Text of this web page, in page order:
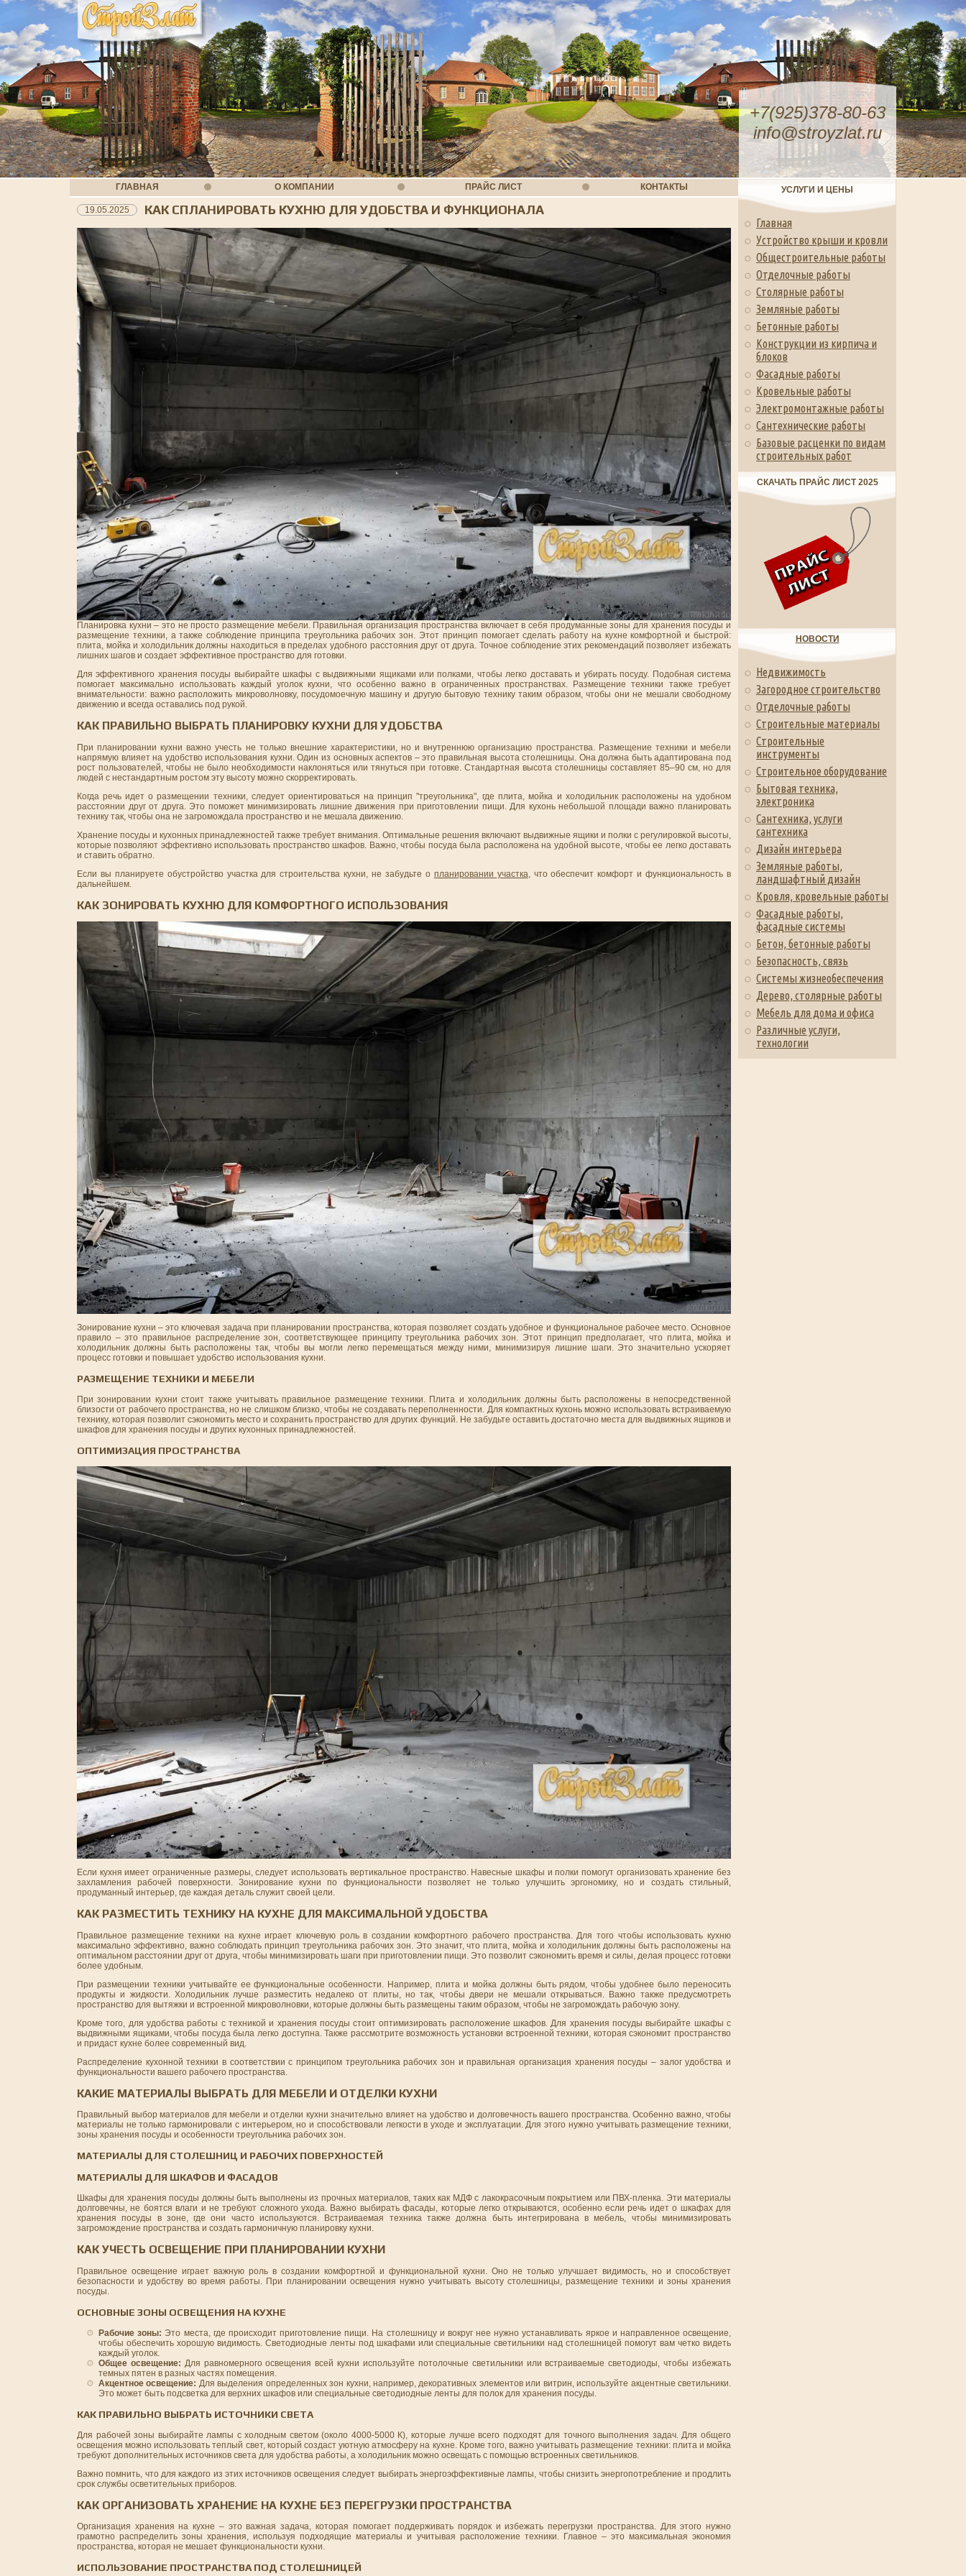
+7(925)378-80-63
info@stroyzlat.ru
ГЛАВНАЯ О КОМПАНИИ ПРАЙС ЛИСТ КОНТАКТЫ
19.05.2025 КАК СПЛАНИРОВАТЬ КУХНЮ ДЛЯ УДОБСТВА И ФУНКЦИОНАЛА
Планировка кухни – это не просто размещение мебели. Правильная организация пространства включает в себя продуманные зоны для хранения посуды и
размещение техники, а также соблюдение принципа треугольника рабочих зон. Этот принцип помогает сделать работу на кухне комфортной и быстрой:
плита, мойка и холодильник должны находиться в пределах удобного расстояния друг от друга. Точное соблюдение этих рекомендаций позволяет избежать
лишних шагов и создает эффективное пространство для готовки.
Для эффективного хранения посуды выбирайте шкафы с выдвижными ящиками или полками, чтобы легко доставать и убирать посуду. Подобная система
помогает максимально использовать каждый уголок кухни, что особенно важно в ограниченных пространствах. Размещение техники также требует
внимательности: важно расположить микроволновку, посудомоечную машину и другую бытовую технику таким образом, чтобы они не мешали свободному
движению и всегда оставались под рукой.
КАК ПРАВИЛЬНО ВЫБРАТЬ ПЛАНИРОВКУ КУХНИ ДЛЯ УДОБСТВА
При планировании кухни важно учесть не только внешние характеристики, но и внутреннюю организацию пространства. Размещение техники и мебели
напрямую влияет на удобство использования кухни. Один из основных аспектов – это правильная высота столешницы. Она должна быть адаптирована под
рост пользователей, чтобы не было необходимости наклоняться или тянуться при готовке. Стандартная высота столешницы составляет 85–90 см, но для
людей с нестандартным ростом эту высоту можно скорректировать.
Когда речь идет о размещении техники, следует ориентироваться на принцип "треугольника", где плита, мойка и холодильник расположены на удобном
расстоянии друг от друга. Это поможет минимизировать лишние движения при приготовлении пищи. Для кухонь небольшой площади важно планировать
технику так, чтобы она не загромождала пространство и не мешала движению.
Хранение посуды и кухонных принадлежностей также требует внимания. Оптимальные решения включают выдвижные ящики и полки с регулировкой высоты,
которые позволяют эффективно использовать пространство шкафов. Важно, чтобы посуда была расположена на удобной высоте, чтобы ее легко доставать
и ставить обратно.
Если вы планируете обустройство участка для строительства кухни, не забудьте о планировании участка , что обеспечит комфорт и функциональность в
дальнейшем.
КАК ЗОНИРОВАТЬ КУХНЮ ДЛЯ КОМФОРТНОГО ИСПОЛЬЗОВАНИЯ
Зонирование кухни – это ключевая задача при планировании пространства, которая позволяет создать удобное и функциональное рабочее место. Основное
правило – это правильное распределение зон, соответствующее принципу треугольника рабочих зон. Этот принцип предполагает, что плита, мойка и
холодильник должны быть расположены так, чтобы вы могли легко перемещаться между ними, минимизируя лишние шаги. Это значительно ускоряет
процесс готовки и повышает удобство использования кухни.
РАЗМЕЩЕНИЕ ТЕХНИКИ И МЕБЕЛИ
При зонировании кухни стоит также учитывать правильное размещение техники. Плита и холодильник должны быть расположены в непосредственной
близости от рабочего пространства, но не слишком близко, чтобы не создавать переполненности. Для компактных кухонь можно использовать встраиваемую
технику, которая позволит сэкономить место и сохранить пространство для других функций. Не забудьте оставить достаточно места для выдвижных ящиков и
шкафов для хранения посуды и других кухонных принадлежностей.
ОПТИМИЗАЦИЯ ПРОСТРАНСТВА
Если кухня имеет ограниченные размеры, следует использовать вертикальное пространство. Навесные шкафы и полки помогут организовать хранение без
захламления рабочей поверхности. Зонирование кухни по функциональности позволяет не только улучшить эргономику, но и создать стильный,
продуманный интерьер, где каждая деталь служит своей цели.
КАК РАЗМЕСТИТЬ ТЕХНИКУ НА КУХНЕ ДЛЯ МАКСИМАЛЬНОЙ УДОБСТВА
Правильное размещение техники на кухне играет ключевую роль в создании комфортного рабочего пространства. Для того чтобы использовать кухню
максимально эффективно, важно соблюдать принцип треугольника рабочих зон. Это значит, что плита, мойка и холодильник должны быть расположены на
оптимальном расстоянии друг от друга, чтобы минимизировать шаги при приготовлении пищи. Это позволит сэкономить время и силы, делая процесс готовки
более удобным.
При размещении техники учитывайте ее функциональные особенности. Например, плита и мойка должны быть рядом, чтобы удобнее было переносить
продукты и жидкости. Холодильник лучше разместить недалеко от плиты, но так, чтобы двери не мешали открываться. Важно также предусмотреть
пространство для вытяжки и встроенной микроволновки, которые должны быть размещены таким образом, чтобы не загромождать рабочую зону.
Кроме того, для удобства работы с техникой и хранения посуды стоит оптимизировать расположение шкафов. Для хранения посуды выбирайте шкафы с
выдвижными ящиками, чтобы посуда была легко доступна. Также рассмотрите возможность установки встроенной техники, которая сэкономит пространство
и придаст кухне более современный вид.
Распределение кухонной техники в соответствии с принципом треугольника рабочих зон и правильная организация хранения посуды – залог удобства и
функциональности вашего рабочего пространства.
КАКИЕ МАТЕРИАЛЫ ВЫБРАТЬ ДЛЯ МЕБЕЛИ И ОТДЕЛКИ КУХНИ
Правильный выбор материалов для мебели и отделки кухни значительно влияет на удобство и долговечность вашего пространства. Особенно важно, чтобы
материалы не только гармонировали с интерьером, но и способствовали легкости в уходе и эксплуатации. Для этого нужно учитывать размещение техники,
зоны хранения посуды и особенности треугольника рабочих зон.
МАТЕРИАЛЫ ДЛЯ СТОЛЕШНИЦ И РАБОЧИХ ПОВЕРХНОСТЕЙ
МАТЕРИАЛЫ ДЛЯ ШКАФОВ И ФАСАДОВ
Шкафы для хранения посуды должны быть выполнены из прочных материалов, таких как МДФ с лакокрасочным покрытием или ПВХ-пленка. Эти материалы
долговечны, не боятся влаги и не требуют сложного ухода. Важно выбирать фасады, которые легко открываются, особенно если речь идет о шкафах для
хранения посуды в зоне, где они часто используются. Встраиваемая техника также должна быть интегрирована в мебель, чтобы минимизировать
загромождение пространства и создать гармоничную планировку кухни.
КАК УЧЕСТЬ ОСВЕЩЕНИЕ ПРИ ПЛАНИРОВАНИИ КУХНИ
Правильное освещение играет важную роль в создании комфортной и функциональной кухни. Оно не только улучшает видимость, но и способствует
безопасности и удобству во время работы. При планировании освещения нужно учитывать высоту столешницы, размещение техники и зоны хранения
посуды.
ОСНОВНЫЕ ЗОНЫ ОСВЕЩЕНИЯ НА КУХНЕ
Рабочие зоны: Это места, где происходит приготовление пищи. На столешницу и вокруг нее нужно устанавливать яркое и направленное освещение,
чтобы обеспечить хорошую видимость. Светодиодные ленты под шкафами или специальные светильники над столешницей помогут вам четко видеть
каждый уголок.
Общее освещение: Для равномерного освещения всей кухни используйте потолочные светильники или встраиваемые светодиоды, чтобы избежать
темных пятен в разных частях помещения.
Акцентное освещение: Для выделения определенных зон кухни, например, декоративных элементов или витрин, используйте акцентные светильники.
Это может быть подсветка для верхних шкафов или специальные светодиодные ленты для полок для хранения посуды.
КАК ПРАВИЛЬНО ВЫБРАТЬ ИСТОЧНИКИ СВЕТА
Для рабочей зоны выбирайте лампы с холодным светом (около 4000-5000 К), которые лучше всего подходят для точного выполнения задач. Для общего
освещения можно использовать теплый свет, который создаст уютную атмосферу на кухне. Кроме того, важно учитывать размещение техники: плита и мойка
требуют дополнительных источников света для удобства работы, а холодильник можно освещать с помощью встроенных светильников.
Важно помнить, что для каждого из этих источников освещения следует выбирать энергоэффективные лампы, чтобы снизить энергопотребление и продлить
срок службы осветительных приборов.
КАК ОРГАНИЗОВАТЬ ХРАНЕНИЕ НА КУХНЕ БЕЗ ПЕРЕГРУЗКИ ПРОСТРАНСТВА
Организация хранения на кухне – это важная задача, которая помогает поддерживать порядок и избежать перегрузки пространства. Для этого нужно
грамотно распределить зоны хранения, используя подходящие материалы и учитывая расположение техники. Главное – это максимальная экономия
пространства, которая не мешает функциональности кухни.
ИСПОЛЬЗОВАНИЕ ПРОСТРАНСТВА ПОД СТОЛЕШНИЦЕЙ
УСЛУГИ И ЦЕНЫ
Главная
Устройство крыши и кровли
Общестроительные работы
Отделочные работы
Столярные работы
Земляные работы
Бетонные работы
Конструкции из кирпича и
блоков
Фасадные работы
Кровельные работы
Электромонтажные работы
Сантехнические работы
Базовые расценки по видам
строительных работ
СКАЧАТЬ ПРАЙС ЛИСТ 2025
НОВОСТИ
Недвижимость
Загородное строительство
Отделочные работы
Строительные материалы
Строительные
инструменты
Строительное оборудование
Бытовая техника,
электроника
Сантехника, услуги
сантехника
Дизайн интерьера
Земляные работы,
ландшафтный дизайн
Кровля, кровельные работы
Фасадные работы,
фасадные системы
Бетон, бетонные работы
Безопасность, связь
Системы жизнеобеспечения
Дерево, столярные работы
Мебель для дома и офиса
Различные услуги,
технологии